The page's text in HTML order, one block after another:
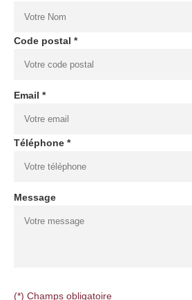
Code postal *
Email *
Téléphone *
Message
(*) Champs obligatoire